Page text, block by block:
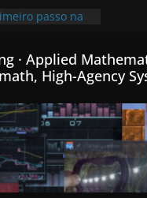
passo na
mais que o
de
meu Formato
C++…
fontes Bitmap,
e menus
de Fractais
· Applied
High-Agency